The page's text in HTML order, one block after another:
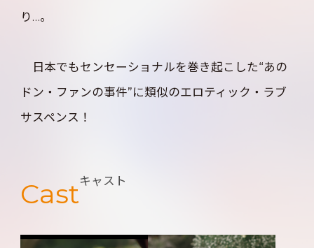
り…。
日本でもセンセーショナルを巻き起こした“あの
ドン・ファンの事件”に類似のエロティック・ラブ
サスペンス！
Castキャスト